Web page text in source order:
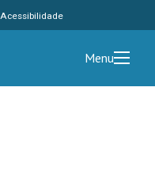
Acessibilidade
Menu